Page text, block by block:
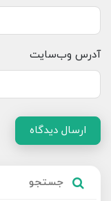
آدرس وب‌سایت
ارسال دیدگاه
جستجو